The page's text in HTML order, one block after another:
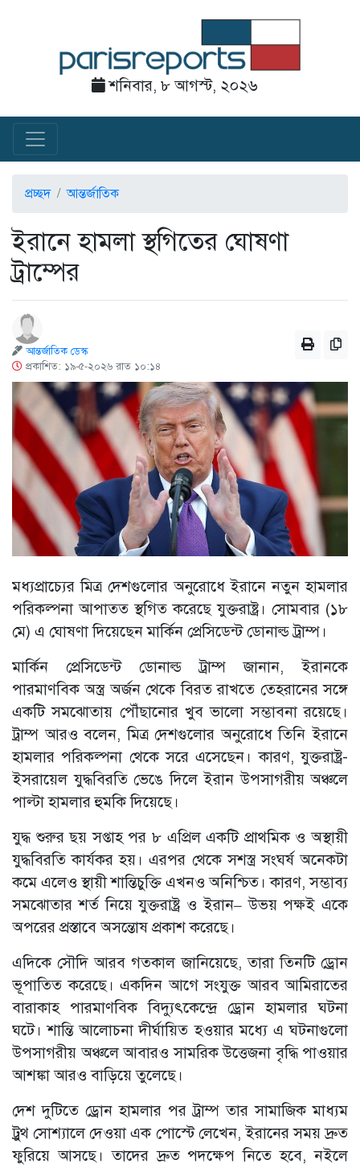
শনিবার, ৮ আগস্ট, ২০২৬
প্রচ্ছদ আন্তর্জাতিক
ইরানে হামলা স্থগিতের ঘোষণা
ট্রাম্পের
আন্তর্জাতিক ডেস্ক
প্রকাশিত: ১৯-৫-২০২৬ রাত ১০:১৪
মধ্যপ্রাচ্যের মিত্র দেশগুলোর অনুরোধে ইরানে নতুন হামলার
পরিকল্পনা আপাতত স্থগিত করেছে যুক্তরাষ্ট্র। সোমবার (১৮
মে) এ ঘোষণা দিয়েছেন মার্কিন প্রেসিডেন্ট ডোনাল্ড ট্রাম্প।
মার্কিন প্রেসিডেন্ট ডোনাল্ড ট্রাম্প জানান, ইরানকে
পারমাণবিক অস্ত্র অর্জন থেকে বিরত রাখতে তেহরানের সঙ্গে
একটি সমঝোতায় পৌঁছানোর খুব ভালো সম্ভাবনা রয়েছে।
ট্রাম্প আরও বলেন, মিত্র দেশগুলোর অনুরোধে তিনি ইরানে
হামলার পরিকল্পনা থেকে সরে এসেছেন। কারণ, যুক্তরাষ্ট্র-
ইসরায়েল যুদ্ধবিরতি ভেঙে দিলে ইরান উপসাগরীয় অঞ্চলে
পাল্টা হামলার হুমকি দিয়েছে।
যুদ্ধ শুরুর ছয় সপ্তাহ পর ৮ এপ্রিল একটি প্রাথমিক ও অস্থায়ী
যুদ্ধবিরতি কার্যকর হয়। এরপর থেকে সশস্ত্র সংঘর্ষ অনেকটা
কমে এলেও স্থায়ী শান্তিচুক্তি এখনও অনিশ্চিত। কারণ, সম্ভাব্য
সমঝোতার শর্ত নিয়ে যুক্তরাষ্ট্র ও ইরান– উভয় পক্ষই একে
অপরের প্রস্তাবে অসন্তোষ প্রকাশ করেছে।
এদিকে সৌদি আরব গতকাল জানিয়েছে, তারা তিনটি ড্রোন
ভূপাতিত করেছে। একদিন আগে সংযুক্ত আরব আমিরাতের
বারাকাহ পারমাণবিক বিদ্যুৎকেন্দ্রে ড্রোন হামলার ঘটনা
ঘটে। শান্তি আলোচনা দীর্ঘায়িত হওয়ার মধ্যে এ ঘটনাগুলো
উপসাগরীয় অঞ্চলে আবারও সামরিক উত্তেজনা বৃদ্ধি পাওয়ার
আশঙ্কা আরও বাড়িয়ে তুলেছে।
দেশ দুটিতে ড্রোন হামলার পর ট্রাম্প তার সামাজিক মাধ্যম
ট্রুথ সোশ্যালে দেওয়া এক পোস্টে লেখেন, ইরানের সময় দ্রুত
ফুরিয়ে আসছে। তাদের দ্রুত পদক্ষেপ নিতে হবে, নইলে